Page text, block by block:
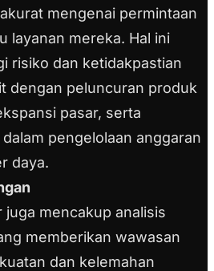
mengenai permintaan
layanan mereka. Hal ini
risiko dan ketidakpastian
dengan peluncuran produk
pasar, serta
pengelolaan anggaran
daya.
juga mencakup analisis
memberikan wawasan
dan kelemahan